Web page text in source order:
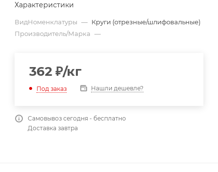
Характеристики
ВидНоменклатуры — Круги (отрезные/шлифовальные)
Производитель/Марка —
362 ₽/кг
Под заказ Нашли дешевле?
Самовывоз сегодня - бесплатно
Доставка завтра